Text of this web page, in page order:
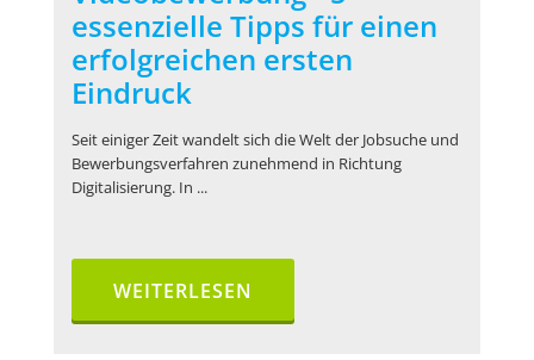
essenzielle Tipps für einen
erfolgreichen ersten
Eindruck
Seit einiger Zeit wandelt sich die Welt der Jobsuche und
Bewerbungsverfahren zunehmend in Richtung
Digitalisierung. In ...
WEITERLESEN